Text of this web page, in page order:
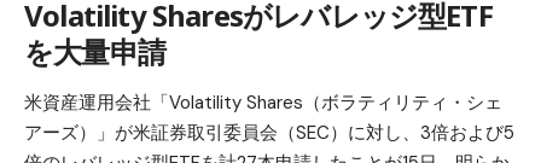
Volatility Sharesがレバレッジ型ETF
を大量申請
米資産運用会社「Volatility Shares（ボラティリティ・シェ
アーズ）」が米証券取引委員会（SEC）に対し、3倍および5